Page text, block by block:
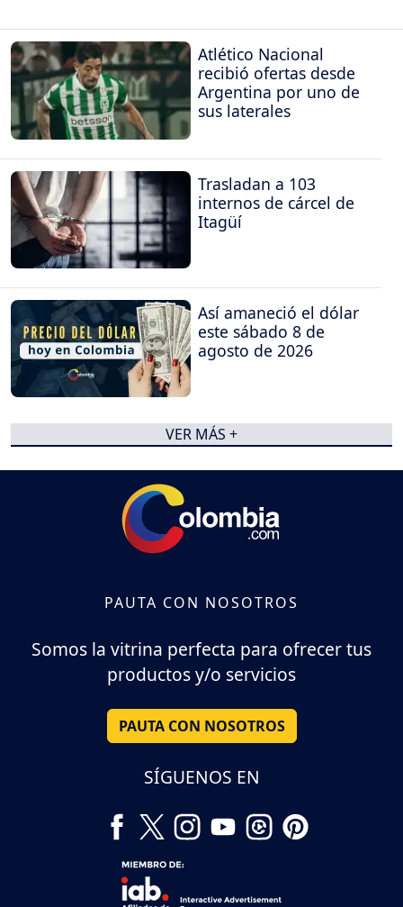
Atlético Nacional
recibió ofertas desde
Argentina por uno de
sus laterales
Trasladan a 103
internos de cárcel de
Itagüí
Así amaneció el dólar
este sábado 8 de
agosto de 2026
VER MÁS +
PAUTA CON NOSOTROS
Somos la vitrina perfecta para ofrecer tus
productos y/o servicios
PAUTA CON NOSOTROS
SÍGUENOS EN